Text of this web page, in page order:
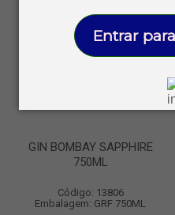
Entrar
GIN BOMBAY SAPPHIRE
750ML
Código: 13806
Embalagem: GRF 750ML